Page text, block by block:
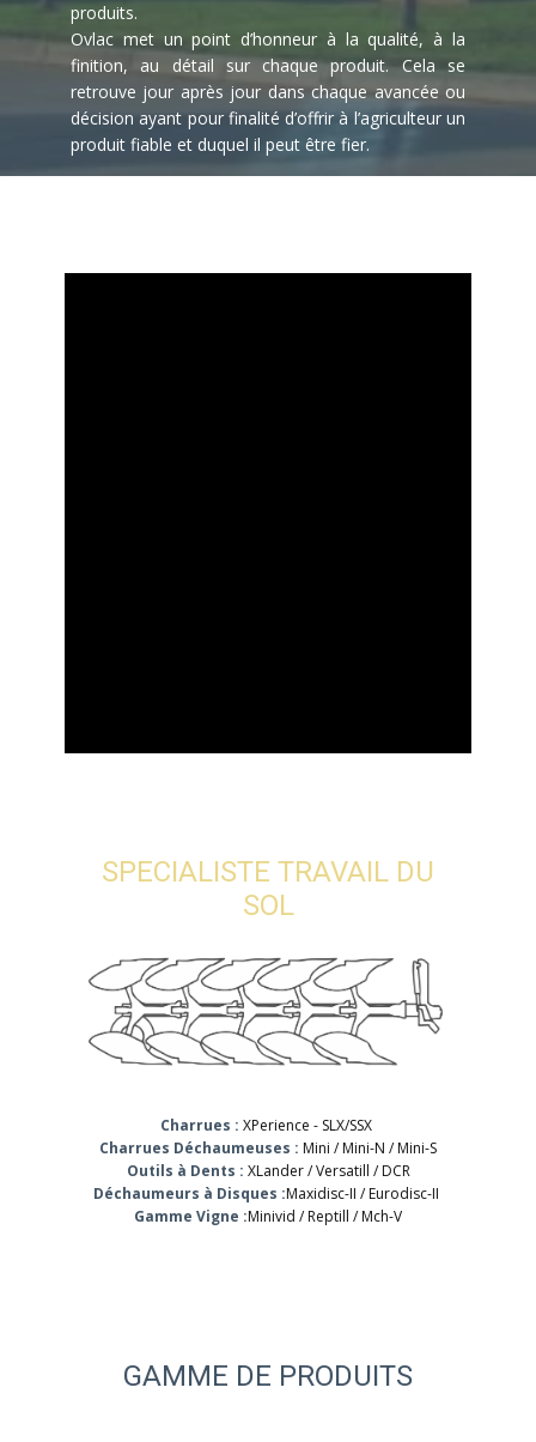
produits.
Ovlac met un point d’honneur à la qualité, à la
finition, au détail sur chaque produit. Cela se
retrouve jour après jour dans chaque avancée ou
décision ayant pour finalité d’offrir à l’agriculteur un
produit fiable et duquel il peut être fier.
SPECIALISTE TRAVAIL DU
SOL
Charrues : XPerience - SLX/SSX
Charrues Déchaumeuses : Mini / Mini-N / Mini-S
Outils à Dents : XLander / Versatill / DCR
Déchaumeurs à Disques :Maxidisc-II / Eurodisc-II
Gamme Vigne :Minivid / Reptill / Mch-V
GAMME DE PRODUITS